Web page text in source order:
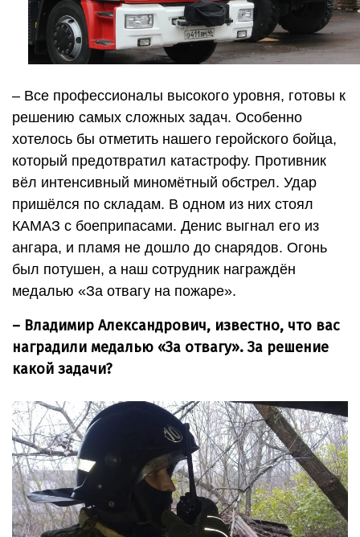
– Все профессионалы высокого уровня, готовы к
решению самых сложных задач. Особенно
хотелось бы отметить нашего геройского бойца,
который предотвратил катастрофу. Противник
вёл интенсивный миномётный обстрел. Удар
пришёлся по складам. В одном из них стоял
КАМАЗ с боеприпасами. Денис выгнал его из
ангара, и пламя не дошло до снарядов. Огонь
был потушен, а наш сотрудник награждён
медалью «За отвагу на пожаре».
– Владимир Александрович, известно, что вас
наградили медалью «За отвагу». За решение
какой задачи?